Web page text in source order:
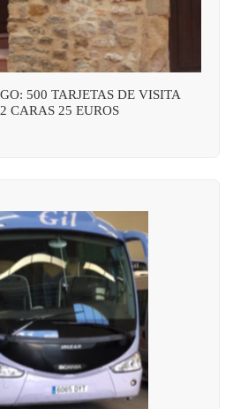
500 TARJETAS DE VISITA
CARAS 25 EUROS